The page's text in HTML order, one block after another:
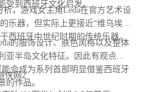
到西班牙文化启发。
，游戏女主角Leda在官方艺术设
乐器，但实际上更接近“维乌埃拉
西班牙中世纪时期的传统乐器。
的服饰设计、肤色风格以及整体
半岛文化特征。因此有观点认
会成为系列首部明显借鉴西班牙
的作品。